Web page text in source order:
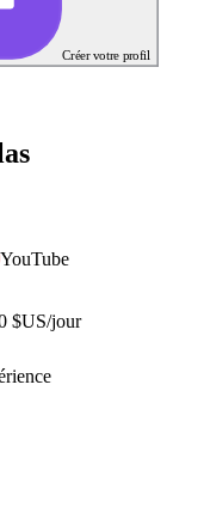
Créer votre profil
YouTube
$US/jour